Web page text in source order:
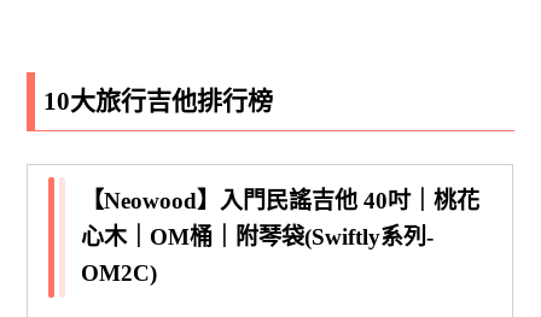
10大旅行吉他排行榜
【Neowood】入門民謠吉他 40吋｜桃花
心木｜OM桶｜附琴袋(Swiftly系列-
OM2C)